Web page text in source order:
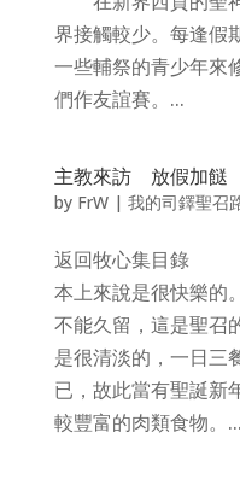
界接觸較少。每逢假
一些輔祭的青少年來
們作友誼賽。...
主教來訪 放假加餸
by FrW| 我的司鐸聖召
返回牧心集目錄
本上來說是很快樂的
不能久留，這是聖召
是很清淡的，一日三
已，故此當有聖誕新
較豐富的肉類食物。...